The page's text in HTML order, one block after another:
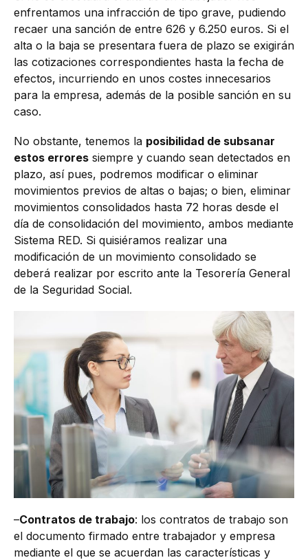
enfrentamos una infracción de tipo grave, pudiendo
recaer una sanción de entre 626 y 6.250 euros. Si el
alta o la baja se presentara fuera de plazo se exigirán
las cotizaciones correspondientes hasta la fecha de
efectos, incurriendo en unos costes innecesarios
para la empresa, además de la posible sanción en su
caso.
No obstante, tenemos la posibilidad de subsanar
estos errores siempre y cuando sean detectados en
plazo, así pues, podremos modificar o eliminar
movimientos previos de altas o bajas; o bien, eliminar
movimientos consolidados hasta 72 horas desde el
día de consolidación del movimiento, ambos mediante
Sistema RED. Si quisiéramos realizar una
modificación de un movimiento consolidado se
deberá realizar por escrito ante la Tesorería General
de la Seguridad Social.
–Contratos de trabajo: los contratos de trabajo son
el documento firmado entre trabajador y empresa
mediante el que se acuerdan las características y